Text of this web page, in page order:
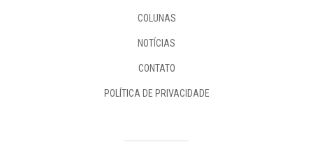
COLUNAS
NOTÍCIAS
CONTATO
POLÍTICA DE PRIVACIDADE